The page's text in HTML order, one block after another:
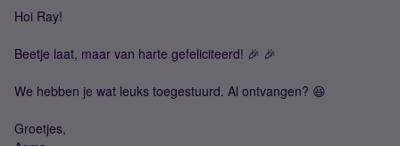
Hoi Ray!
Beetje laat, maar van harte gefeliciteerd! 🎉 🎉
We hebben je wat leuks toegestuurd. Al ontvangen? 😆
Groetjes,